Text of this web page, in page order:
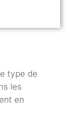
type de
les
en